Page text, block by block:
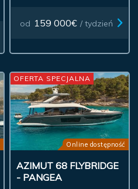
od 159 000€ / tydzień
Online dostępność
AZIMUT 68 FLYBRIDGE
- PANGEA
OFERTA SPECJALNA